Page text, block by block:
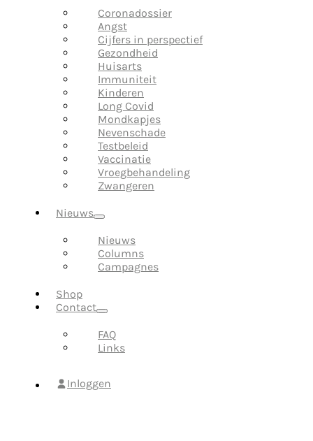
Coronadossier
Angst
Cijfers in perspectief
Gezondheid
Huisarts
Immuniteit
Kinderen
Long Covid
Mondkapjes
Nevenschade
Testbeleid
Vaccinatie
Vroegbehandeling
Zwangeren
Nieuws
Nieuws
Columns
Campagnes
Shop
Contact
FAQ
Links
Inloggen